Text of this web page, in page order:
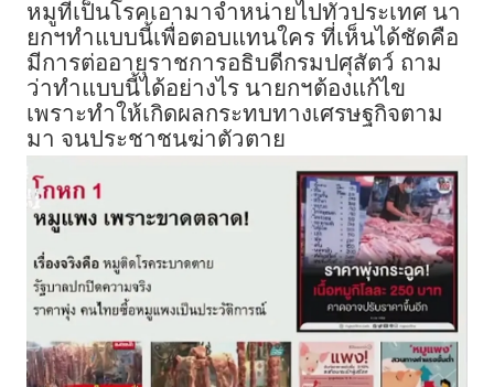
หมูที่เป็นโรคเอามาจำหน่ายไปทั่วประเทศ นา
ยกฯทำแบบนี้เพื่อตอบแทนใคร ที่เห็นได้ชัดคือ
มีการต่ออายุราชการอธิบดีกรมปศุสัตว์ ถาม
ว่าทำแบบนี้ได้อย่างไร นายกฯต้องแก้ไข
เพราะทำให้เกิดผลกระทบทางเศรษฐกิจตาม
มา จนประชาชนฆ่าตัวตาย